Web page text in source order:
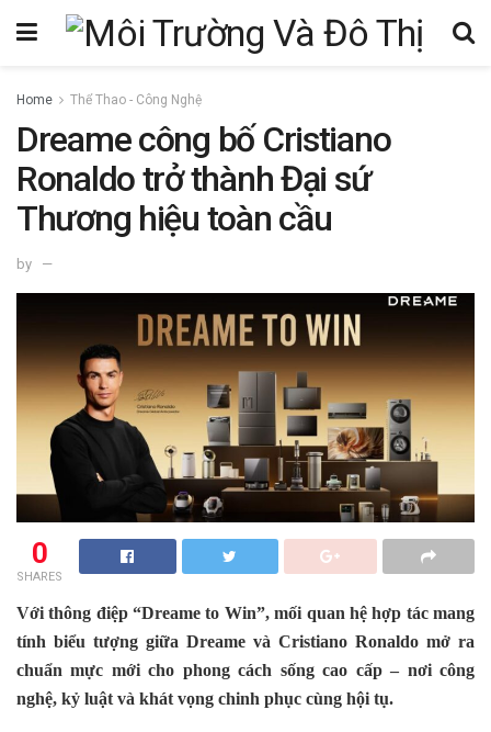
Home Thể Thao - Công Nghệ
Dreame công bố Cristiano
Ronaldo trở thành Đại sứ
Thương hiệu toàn cầu
by
0
SHARES
Với thông điệp “Dreame to Win”, mối quan hệ hợp tác mang
tính biểu tượng giữa Dreame và Cristiano Ronaldo mở ra
chuẩn mực mới cho phong cách sống cao cấp – nơi công
nghệ, kỷ luật và khát vọng chinh phục cùng hội tụ.